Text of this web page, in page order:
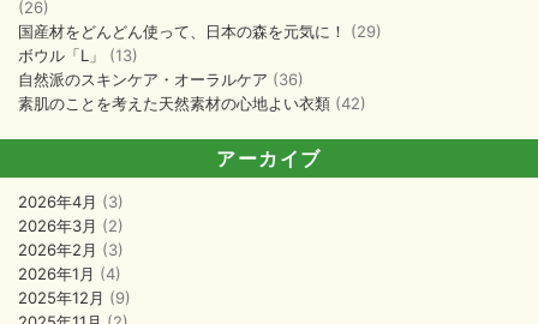
(26)
国産材をどんどん使って、日本の森を元気に！
(29)
ボウル「L」
(13)
自然派のスキンケア・オーラルケア (36)
素肌のことを考えた天然素材の心地よい衣類 (42)
アーカイブ
2026年4月 (3)
2026年3月 (2)
2026年2月 (3)
2026年1月 (4)
2025年12月 (9)